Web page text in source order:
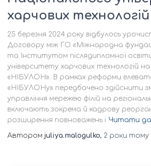
харчових технологій
25 березня 2024 року відбулось
Договору між ГО «Міжнародна
та Інститутом післядипломної
університету харчових технологій на
«НІБУЛОН». В рамках реформи
«НІБУЛОНу» передбачено здійснити
управління мережею філій на
включають зокрема й кадрову
розширення повноважень і Читати
Автором juliya.malogulko, 2 роки тому